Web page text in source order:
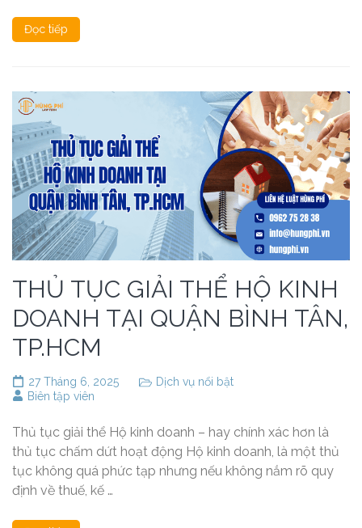
Đọc tiếp
THỦ TỤC GIẢI THỂ HỘ KINH
DOANH TẠI QUẬN BÌNH TÂN,
TP.HCM
27 Tháng 6, 2025
Dịch vụ nổi bật
Biên tập viên
Thủ tục giải thể Hộ kinh doanh – hay chính xác hơn là
thủ tục chấm dứt hoạt động Hộ kinh doanh, là một thủ
tục không quá phức tạp nhưng nếu không nắm rõ quy
định về thuế, kế …